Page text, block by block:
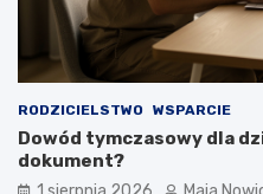
RODZICIELSTWO WSPARCIE
Dowód tymczasowy dla
dokument?